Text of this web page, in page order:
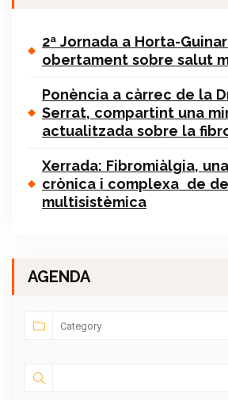
2ª Jornada a Horta-
obertament sobre salut
Ponència a càrrec de la
Serrat, compartint una
actualitzada sobre la
Xerrada: Fibromiàlgia,
crònica i complexa de
multisistèmica
AGENDA